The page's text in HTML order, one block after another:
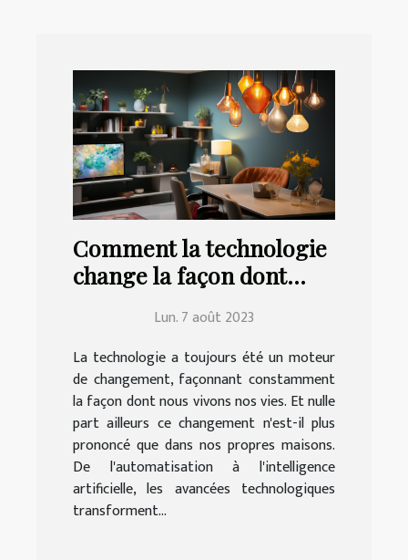
Comment la technologie
change la façon dont
Lun. 7 août 2023
La technologie a toujours été un moteur
de changement, façonnant constamment
la façon dont nous vivons nos vies. Et nulle
part ailleurs ce changement n'est-il plus
prononcé que dans nos propres maisons.
De l'automatisation à l'intelligence
artificielle, les avancées technologiques
transforment...